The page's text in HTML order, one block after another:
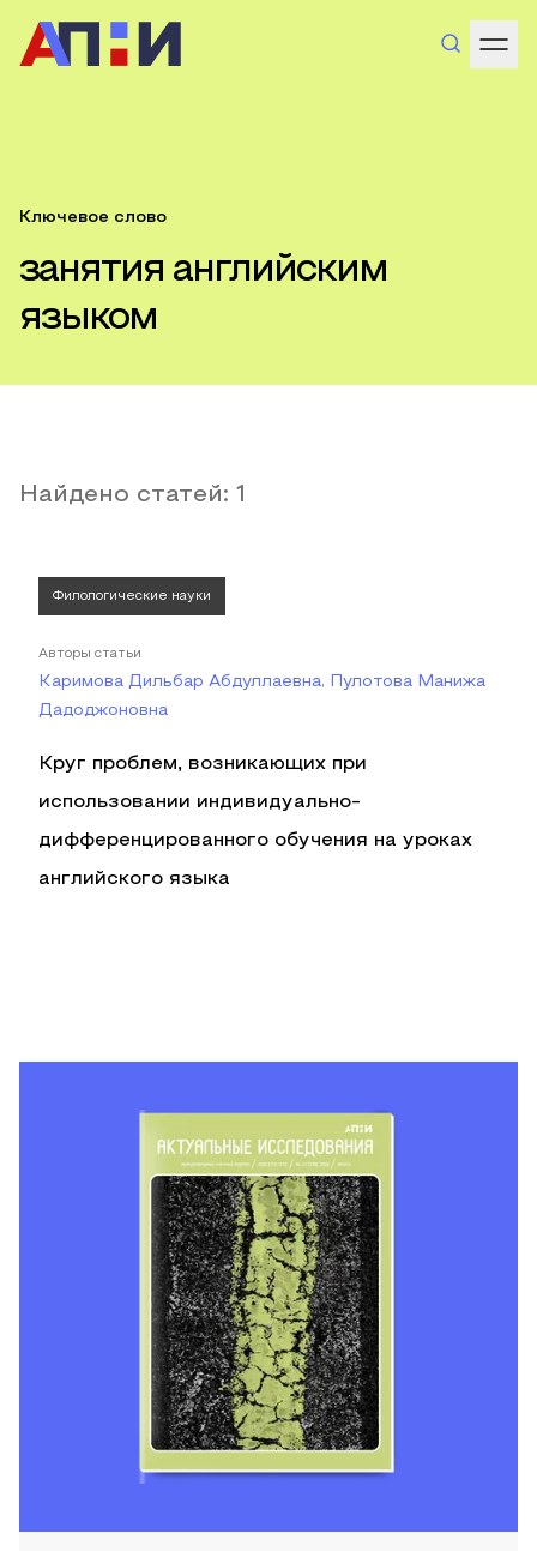
Ключевое слово
занятия английским
языком
Найдено статей: 1
Филологические науки
Авторы статьи
Каримова Дильбар Абдуллаевна, Пулотова Манижа
Дадоджоновна
Круг проблем, возникающих при
использовании индивидуально-
дифференцированного обучения на уроках
английского языка